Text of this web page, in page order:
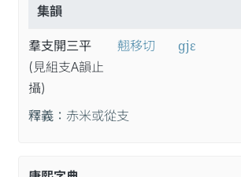
集韻
羣支開三平
(見組支A韻止
攝)
翹移切 ɡjɛ
釋義： 赤米或從支